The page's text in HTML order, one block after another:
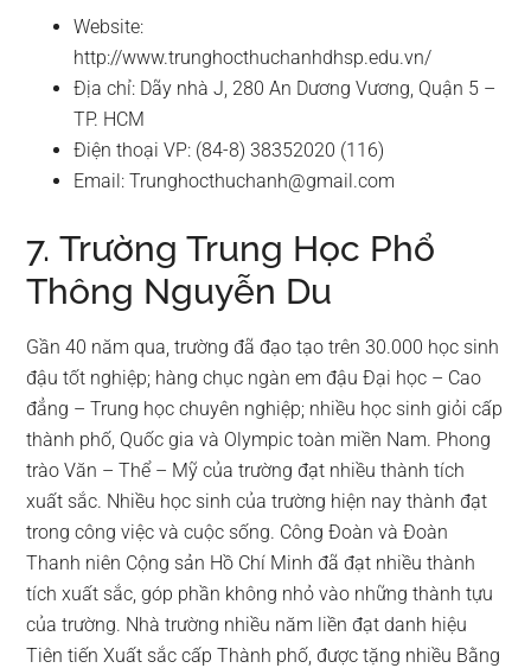
Website:
http://www.trunghocthuchanhdhsp.edu.vn/
Địa chỉ: Dãy nhà J, 280 An Dương Vương, Quận 5 –
TP. HCM
Điện thoại VP: (84-8) 38352020 (116)
Email:Trunghocthuchanh@gmail.com
7. Trường Trung Học Phổ
Thông Nguyễn Du
Gần 40 năm qua, trường đã đạo tạo trên 30.000 học sinh
đậu tốt nghiệp; hàng chục ngàn em đậu Đại học – Cao
đẳng – Trung học chuyên nghiệp; nhiều học sinh giỏi cấp
thành phố, Quốc gia và Olympic toàn miền Nam. Phong
trào Văn – Thể – Mỹ của trường đạt nhiều thành tích
xuất sắc. Nhiều học sinh của trường hiện nay thành đạt
trong công việc và cuộc sống. Công Đoàn và Đoàn
Thanh niên Cộng sản Hồ Chí Minh đã đạt nhiều thành
tích xuất sắc, góp phần không nhỏ vào những thành tựu
của trường. Nhà trường nhiều năm liền đạt danh hiệu
Tiên tiến Xuất sắc cấp Thành phố, được tặng nhiều Bằng